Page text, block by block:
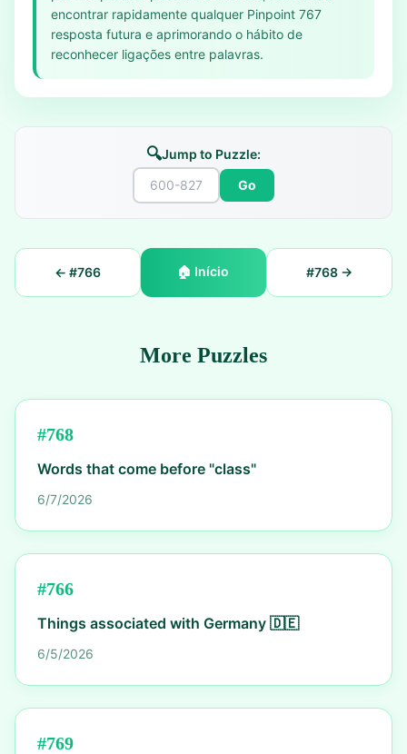
encontrar rapidamente qualquer Pinpoint 767
resposta futura e aprimorando o hábito de
reconhecer ligações entre palavras.
🔍Jump to Puzzle:
Go
← #766 🏠 Início #768→
More Puzzles
#768
Words that come before "class"
6/7/2026
#766
Things associated with Germany 🇩🇪
6/5/2026
#769